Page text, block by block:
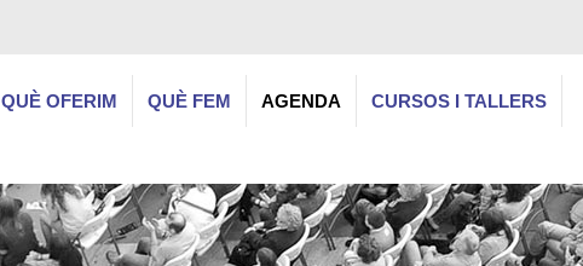
QUÈ OFERIM QUÈ FEM AGENDA CURSOS I TALLERS